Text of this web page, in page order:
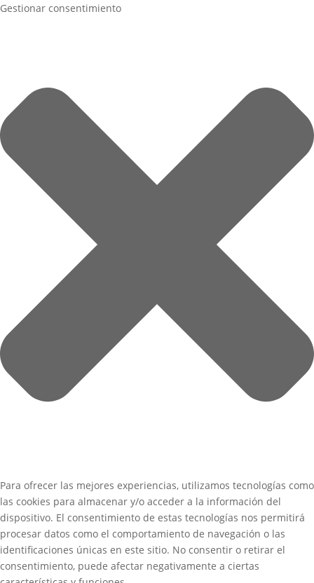
Gestionar consentimiento
Para ofrecer las mejores experiencias, utilizamos tecnologías como
las cookies para almacenar y/o acceder a la información del
dispositivo. El consentimiento de estas tecnologías nos permitirá
procesar datos como el comportamiento de navegación o las
identificaciones únicas en este sitio. No consentir o retirar el
consentimiento, puede afectar negativamente a ciertas